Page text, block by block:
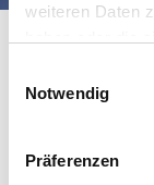
weiteren Daten
Notwendig
Präferenzen